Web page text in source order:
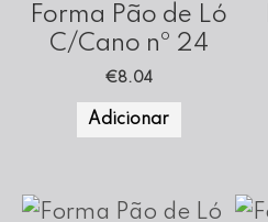
Forma Pão de Ló
C/Cano nº 24
€8.04
Adicionar